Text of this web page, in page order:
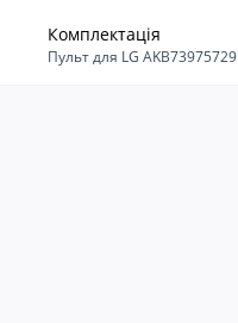
Комплектація
Пульт для LG AKB73975729